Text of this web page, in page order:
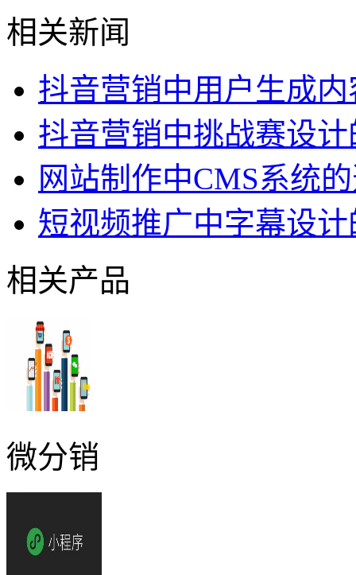
相关新闻
抖音营销中用户生成
抖音营销中挑战赛设
网站制作中CMS系统
短视频推广中字幕设
相关产品
微分销